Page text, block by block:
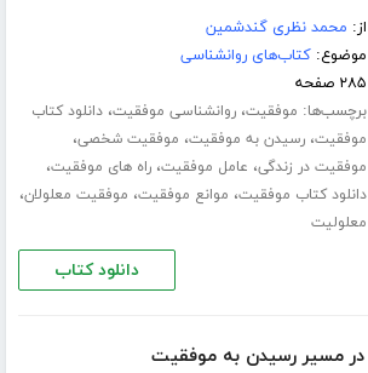
از: محمد نظری گندشمین
موضوع:کتاب‌های روانشناسی
۲۸۵ صفحه
برچسب‌ها: موفقیت،روانشناسی موفقیت،دانلود کتاب
موفقیت،رسیدن به موفقیت، موفقیت شخصی،
موفقیت در زندگی، عامل موفقیت،راه های موفقیت،
دانلود کتاب موفقیت، موانع موفقیت، موفقیت معلولان،
معلولیت
دانلود کتاب